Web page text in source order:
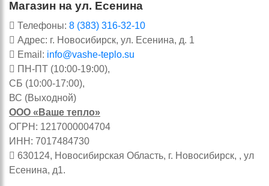
Магазин на ул. Есенина
Телефоны: 8 (383) 316-32-10
Адрес: г. Новосибирск, ул. Есенина, д. 1
Email: info@vashe-teplo.su
ПН-ПТ (10:00-19:00),
СБ (10:00-17:00),
ВС (Выходной)
ООО «Ваше тепло»
ОГРН: 1217000004704
ИНН: 7017484730
630124, Новосибирская Область, г. Новосибирск, , ул
Есенина, д1.